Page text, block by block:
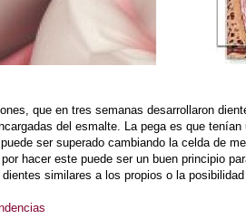
que en tres semanas desarrollaron
del esmalte. La pega es que
ser superado cambiando la celda de
hacer este puede ser un buen principio
similares a los propios o la